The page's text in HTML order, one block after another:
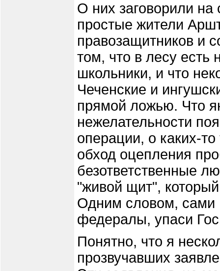
О них заговорили
простые жители
правозащитников и
том, что в лесу
школьники, и что
Чеченские и
прямой ложью. Что
нежелательности
операции, о каких-
обход оцепления
безответственные
"живой щит",
Одним словом,
федералы, упаси
Понятно, что я
прозвучавших